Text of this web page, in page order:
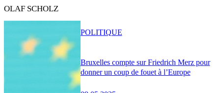
OLAF SCHOLZ
Bruxelles compte sur Friedrich Merz pour
donner un coup de fouet à l’Europe
POLITIQUE